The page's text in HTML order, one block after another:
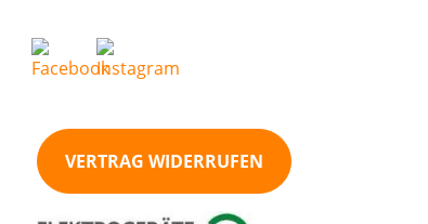
VERTRAG WIDERRUFEN